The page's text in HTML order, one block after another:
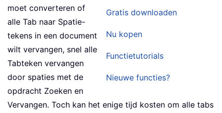
Gratis downloaden
Nu kopen
Functietutorials
Nieuwe functies?
moet converteren of
alle Tab naar Spatie-
tekens in een document
wilt vervangen, snel alle
Tabteken vervangen
door spaties met de
opdracht Zoeken en
Vervangen. Toch kan het enige tijd kosten om alle tabs